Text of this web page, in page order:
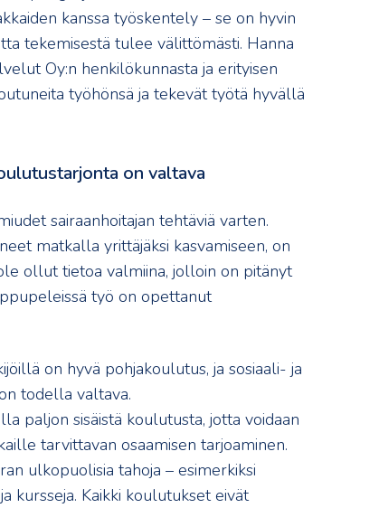
kanssa työskentely – se on hyvin
tekemisestä tulee välittömästi. Hanna
Oy:n henkilökunnasta ja erityisen
työhönsä ja tekevät työtä hyvällä
on valtava
sairaanhoitajan tehtäviä varten.
matkalla yrittäjäksi kasvamiseen, on
ollut tietoa valmiina, jolloin on pitänyt
työ on opettanut
on hyvä pohjakoulutus, ja sosiaali- ja
todella valtava.
paljon sisäistä koulutusta, jotta voidaan
tarvittavan osaamisen tarjoaminen.
ulkopuolisia tahoja – esimerkiksi
kursseja. Kaikki koulutukset eivät